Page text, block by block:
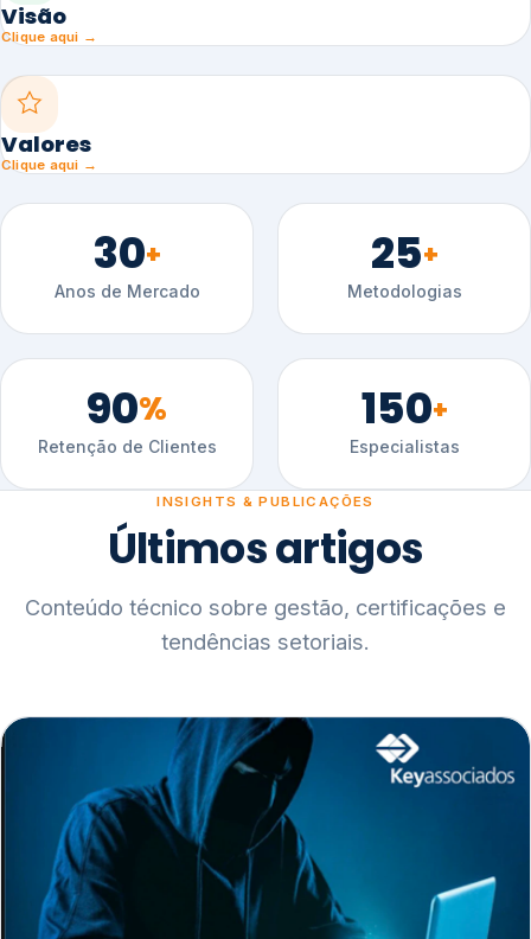
Visão
Clique aqui →
Valores
Clique aqui →
30+
Anos de Mercado
25+
Metodologias
90%
Retenção de Clientes
150+
Especialistas
INSIGHTS & PUBLICAÇÕES
Últimos artigos
Conteúdo técnico sobre gestão, certificações e
tendências setoriais.